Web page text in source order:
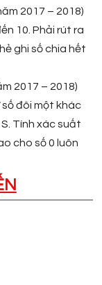
2017 – 2018)
10. Phải rút ra
ghi số chia hết
2017 – 2018)
đôi một khác
Tính xác suất
cho số 0 luôn